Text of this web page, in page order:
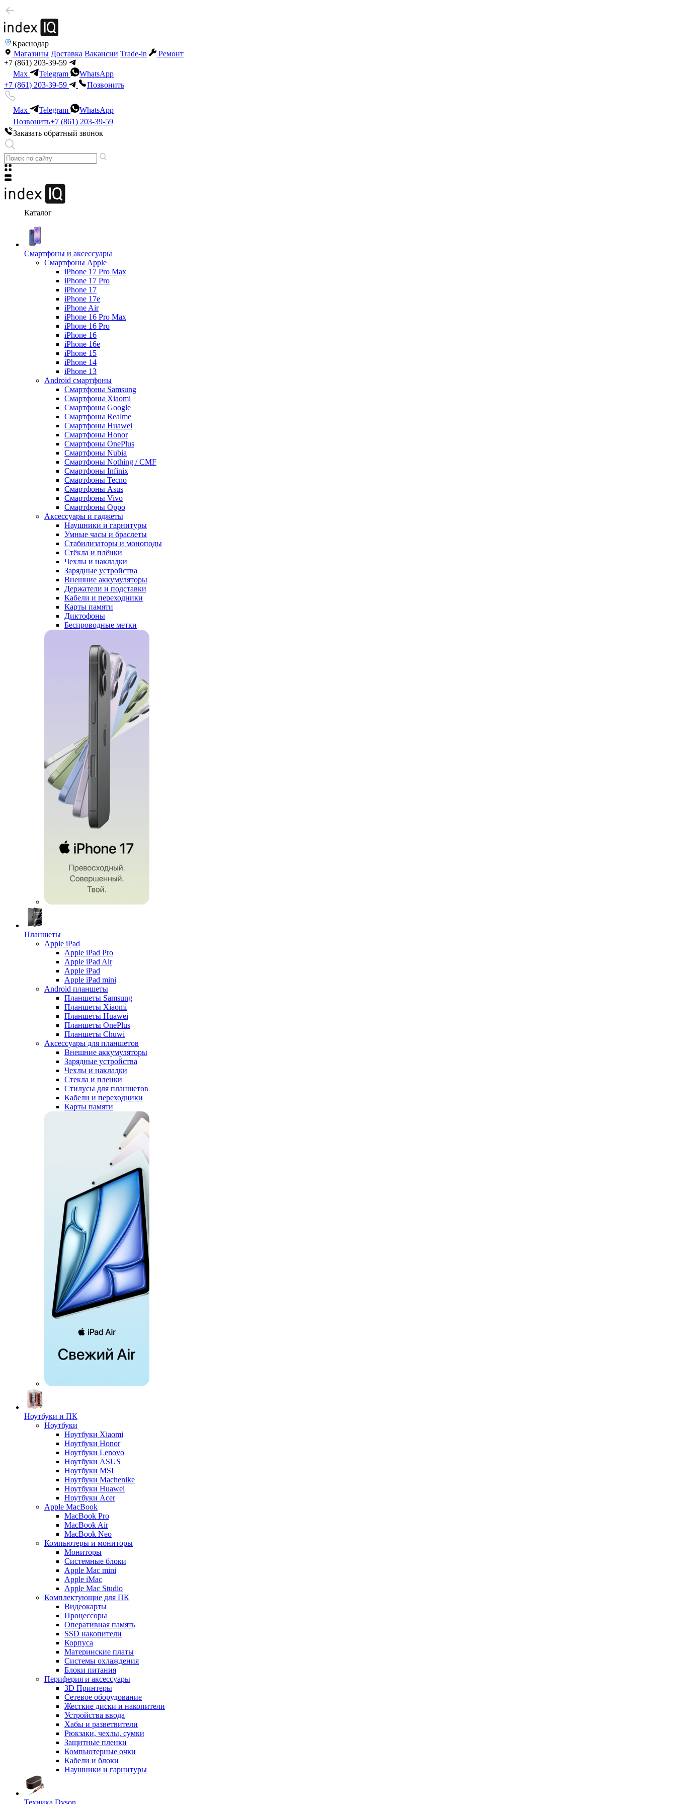
Краснодар
Магазины Доставка Вакансии Trade-in
Ремонт
+7 (861) 203-39-59
Max
Telegram
WhatsApp
+7 (861) 203-39-59
Позвонить
Max Telegram
WhatsApp
Позвонить+7 (861) 203-39-59
Заказать обратный звонок
Каталог
Смартфоны и аксессуары
Смартфоны Apple
iPhone 17 Pro Max
iPhone 17 Pro
iPhone 17
iPhone 17e
iPhone Air
iPhone 16 Pro Max
iPhone 16 Pro
iPhone 16
iPhone 16e
iPhone 15
iPhone 14
iPhone 13
Android cмартфоны
Смартфоны Samsung
Смартфоны Xiaomi
Смартфоны Google
Смартфоны Realme
Смартфоны Huawei
Смартфоны Honor
Смартфоны OnePlus
Смартфоны Nubia
Смартфоны Nothing / CMF
Смартфоны Infinix
Смартфоны Tecno
Смартфоны Asus
Смартфоны Vivo
Смартфоны Oppo
Аксессуары и гаджеты
Наушники и гарнитуры
Умные часы и браслеты
Стабилизаторы и моноподы
Стёкла и плёнки
Чехлы и накладки
Зарядные устройства
Внешние аккумуляторы
Держатели и подставки
Кабели и переходники
Карты памяти
Диктофоны
Беспроводные метки
Планшеты
Apple iPad
Apple iPad Pro
Apple iPad Air
Apple iPad
Apple iPad mini
Android планшеты
Планшеты Samsung
Планшеты Xiaomi
Планшеты Huawei
Планшеты OnePlus
Планшеты Chuwi
Аксессуары для планшетов
Внешние аккумуляторы
Зарядные устройства
Чехлы и накладки
Стекла и пленки
Стилусы для планшетов
Кабели и переходники
Карты памяти
Ноутбуки и ПК
Ноутбуки
Ноутбуки Xiaomi
Ноутбуки Honor
Ноутбуки Lenovo
Ноутбуки ASUS
Ноутбуки MSI
Ноутбуки Machenike
Ноутбуки Huawei
Ноутбуки Acer
Apple MacBook
MacBook Pro
MacBook Air
MacBook Neo
Компьютеры и мониторы
Мониторы
Системные блоки
Apple Mac mini
Apple iMac
Apple Mac Studio
Комплектующие для ПК
Видеокарты
Процессоры
Оперативная память
SSD накопители
Корпуса
Материнские платы
Системы охлаждения
Блоки питания
Периферия и аксессуары
3D Принтеры
Сетевое оборудование
Жесткие диски и накопители
Устройства ввода
Хабы и разветвители
Рюкзаки, чехлы, сумки
Защитные пленки
Компьютерные очки
Кабели и блоки
Наушники и гарнитуры
Техника Dyson